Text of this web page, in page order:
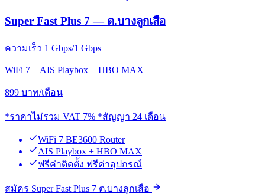
Super Fast Plus 7 — ต.บางลูกเสือ
ความเร็ว 1 Gbps/1 Gbps
WiFi 7 + AIS Playbox + HBO MAX
899 บาท/เดือน
*ราคาไม่รวม VAT 7% *สัญญา 24 เดือน
WiFi 7 BE3600 Router
AIS Playbox + HBO MAX
ฟรีค่าติดตั้ง ฟรีค่าอุปกรณ์
สมัคร Super Fast Plus 7 ต.บางลูกเสือ